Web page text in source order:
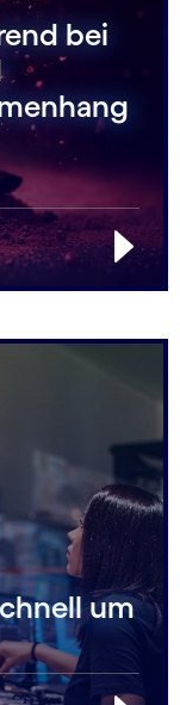
bei
um